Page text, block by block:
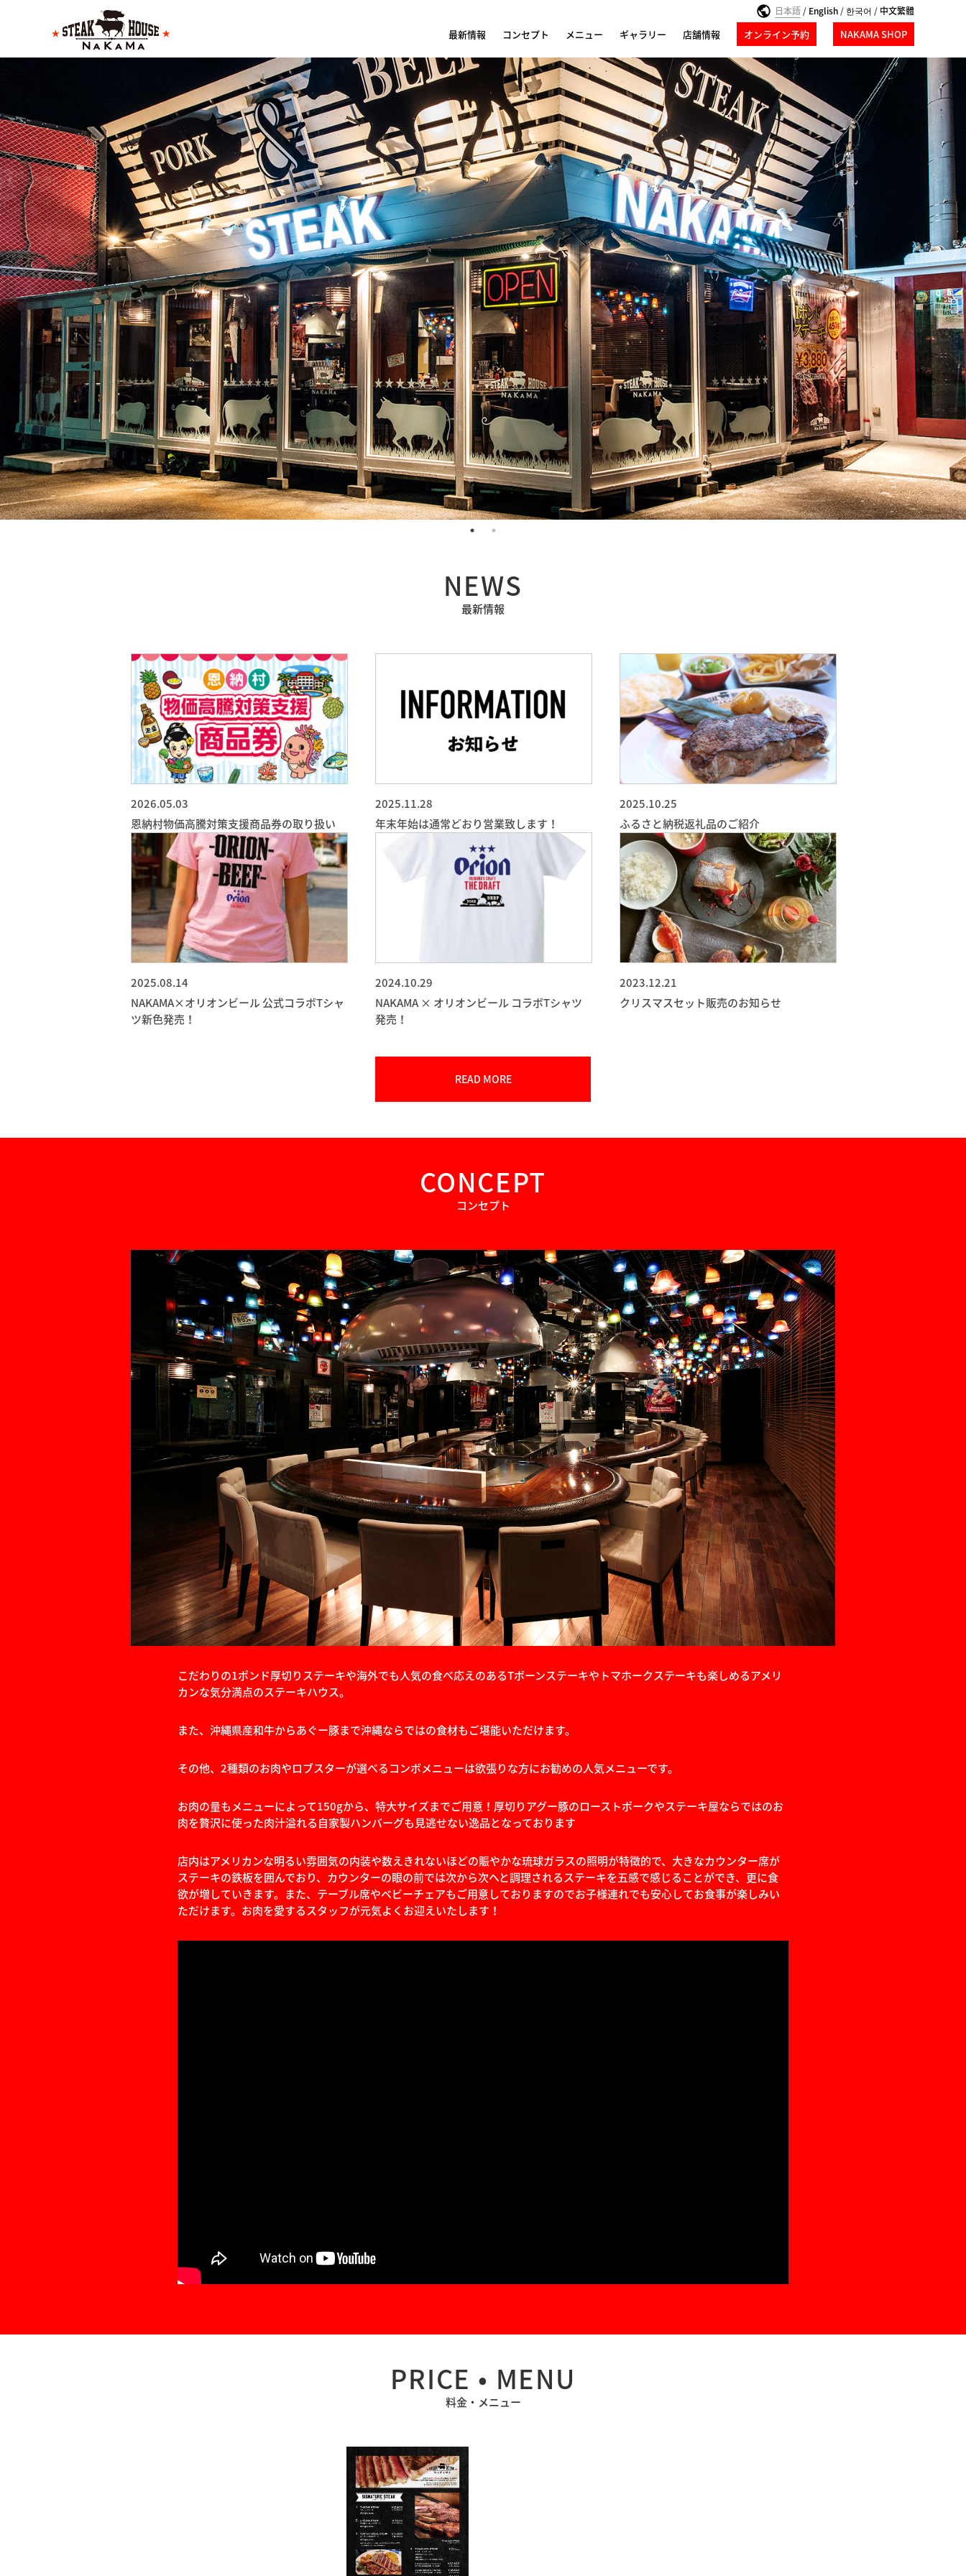
最新情報 コンセプト メニュー ギャラリー 店舗情報 オンライン予約 NAKAMA SHOP
日本語/ English/ 한국어 / 中文繁體
NEWS
最新情報
2026.05.03
恩納村物価高騰対策支援商品券の取り扱い
2025.11.28
年末年始は通常どおり営業致します！
2025.10.25
ふるさと納税返礼品のご紹介
2025.08.14
NAKAMA×オリオンビール 公式コラボTシャ
ツ新色発売！
2024.10.29
NAKAMA × オリオンビール コラボTシャツ
発売！
2023.12.21
クリスマスセット販売のお知らせ
READ MORE
CONCEPT
コンセプト
こだわりの1ポンド厚切りステーキや海外でも人気の食べ応えのあるTボーンステーキやトマホークステーキも楽しめるアメリ
カンな気分満点のステーキハウス。
また、沖縄県産和牛からあぐー豚まで沖縄ならではの食材もご堪能いただけます。
その他、2種類のお肉やロブスターが選べるコンボメニューは欲張りな方にお勧めの人気メニューです。
お肉の量もメニューによって150gから、特大サイズまでご用意！厚切りアグー豚のローストポークやステーキ屋ならではのお
肉を贅沢に使った肉汁溢れる自家製ハンバーグも見逃せない逸品となっております
店内はアメリカンな明るい雰囲気の内装や数えきれないほどの賑やかな琉球ガラスの照明が特徴的で、大きなカウンター席が
ステーキの鉄板を囲んでおり、カウンターの眼の前では次から次へと調理されるステーキを五感で感じることができ、更に食
欲が増していきます。また、テーブル席やベビーチェアもご用意しておりますのでお子様連れでも安心してお食事が楽しみい
ただけます。お肉を愛するスタッフが元気よくお迎えいたします！
PRICE • MENU
料金・メニュー